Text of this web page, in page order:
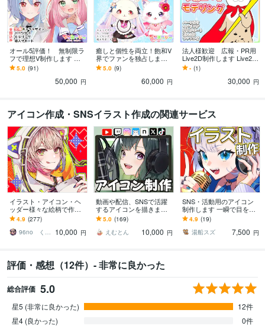
オール5評価！ 無制限ラ
フで理想V制作します デ
ビューまで完全サポー
ト！著作権込で安心。
5.0 (91)
50,000 円
癒しと個性を両立！飽和V
界でファンを独占します
アニメの様なマスコット
キャラモデリングLIVE2D
5.0 (9)
60,000 円
法人様歓迎 広報・PR用
Live2D制作します Live2D
で企業キャラを動かす！
プロが創る高品質モデリ
- (1)
30,000 円
アイコン作成・SNSイラスト作成の関連サービス
イラスト・アイコン・ヘ
ッダー様々な絵柄で作成
します 商用可！似顔絵・
ブログ・インスタ・動画
配信サムネ等用途様々！
4.9 (277)
96no くろの
10,000 円
動画や配信、SNSで活躍
するアイコンを描きます
まずはお気軽にご相談下
さい。歴10年のプロが本
気で描きます！
5.0 (169)
えむとん
10,000 円
SNS・活動用のアイコン
制作します 一瞬で目を惹
く、映えるカッコ可愛い
ビジュアル
4.9 (19)
湯船スズ
7,500 円
評価・感想（12件）- 非常に良かった
総合評価 5.0
星5 (非常に良かった)
12件
星4 (良かった)
0件